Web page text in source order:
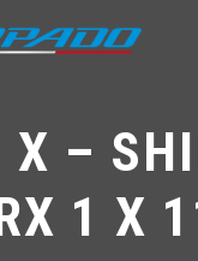
X –
1 X